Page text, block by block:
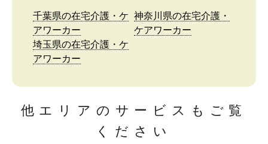
千葉県の在宅介護・ケ
アワーカー
神奈川県の在宅介護・
ケアワーカー
埼玉県の在宅介護・ケ
アワーカー
他エリアのサービスもご覧
ください